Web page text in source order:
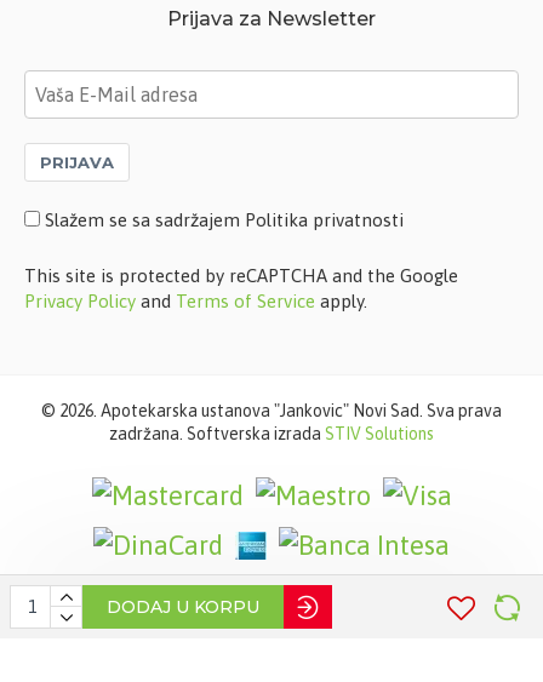
DODAJ U KORPU
Prijava za Newsletter
PRIJAVA
Slažem se sa sadržajem Politika privatnosti
This site is protected by reCAPTCHA and the Google
Privacy Policy and Terms of Service apply.
© 2026. Apotekarska ustanova "Jankovic" Novi Sad. Sva prava
zadržana. Softverska izrada STIV Solutions